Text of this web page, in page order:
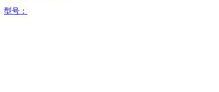
型号：